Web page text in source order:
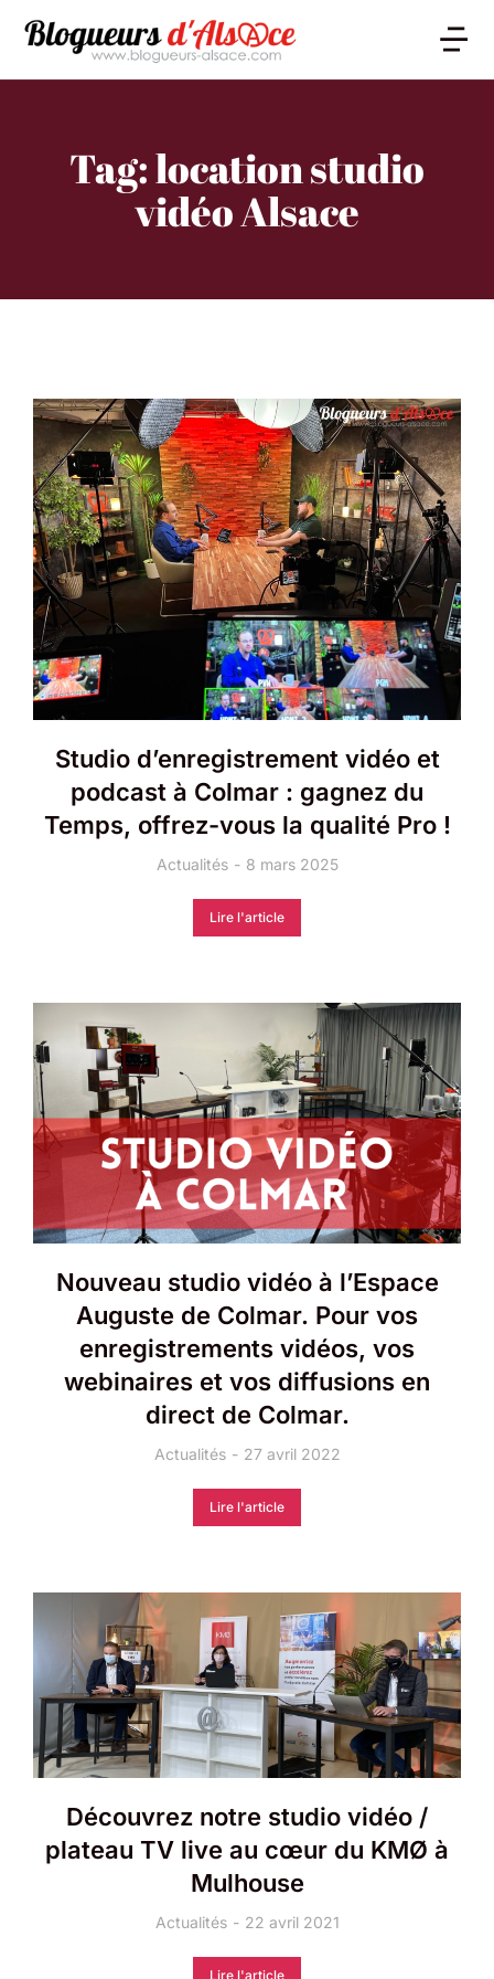
Tag: location studio
vidéo Alsace
Studio d’enregistrement vidéo et
podcast à Colmar : gagnez du
Temps, offrez-vous la qualité Pro !
Actualités 8 mars 2025
Lire l'article
Nouveau studio vidéo à l’Espace
Auguste de Colmar. Pour vos
enregistrements vidéos, vos
webinaires et vos diffusions en
direct de Colmar.
Actualités 27 avril 2022
Lire l'article
Découvrez notre studio vidéo /
plateau TV live au cœur du KMØ à
Mulhouse
Actualités 22 avril 2021
Lire l'article